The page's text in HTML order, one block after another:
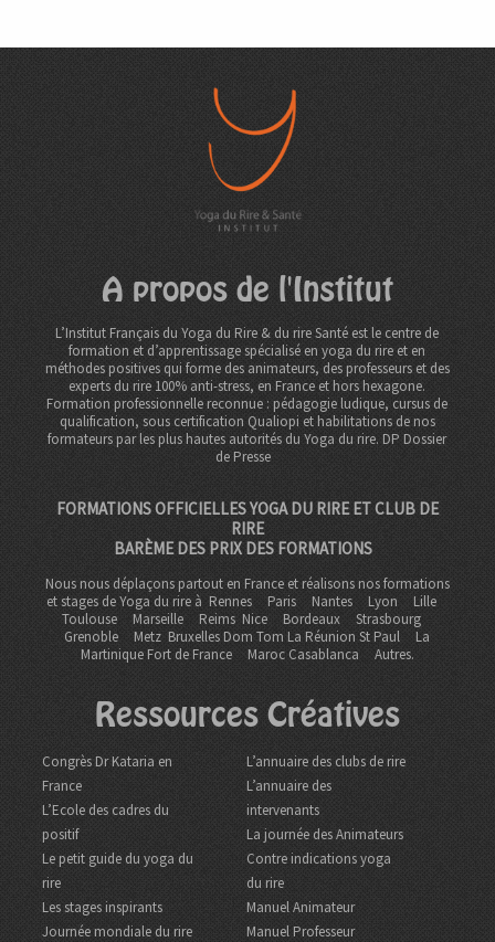
A propos de l'Institut
L’Institut Français du Yoga du Rire & du rire Santé est le centre de
formation et d’apprentissage spécialisé en yoga du rire et en
méthodes positives qui forme des animateurs, des professeurs et des
experts du rire 100% anti-stress, en France et hors hexagone.
Formation professionnelle reconnue : pédagogie ludique, cursus de
qualification, sous certification Qualiopi et habilitations de nos
formateurs par les plus hautes autorités du Yoga du rire. DPDossier
de Presse
FORMATIONS OFFICIELLES YOGA DU RIRE ET CLUB DE
RIRE
BARÈME DES PRIX DES FORMATIONS
Nous nous déplaçons partout en France et réalisons nos formations
et stages de Yoga du rire à Rennes Paris Nantes Lyon
Lille
Toulouse
Marseille Reims Nice Bordeaux
Strasbourg
Grenoble
Metz Bruxelles Dom TomLa Réunion St Paul
La
Martinique Fort de France
Maroc Casablanca Autres.
Ressources Créatives
Congrès Dr Kataria en
France
L’Ecole des cadres du
positif
Le petit guide du yoga du
rire
Les stages inspirants
Journée mondiale du rire
L’annuaire des clubs de rire
L’annuaire des
intervenants
La journée des Animateurs
Contre indications yoga
du rire
Manuel Animateur
Manuel Professeur